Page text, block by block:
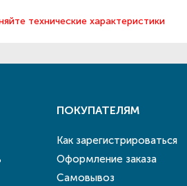
технические характеристики
ПОКУПАТЕЛЯМ
Как зарегистрироваться
Оформление заказа
Самовывоз